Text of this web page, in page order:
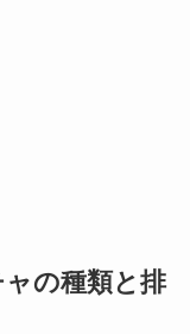
ャの種類と排